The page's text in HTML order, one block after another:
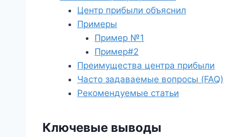
Центр прибыли объяснил
Примеры
Пример №1
Пример#2
Преимущества центра прибыли
Часто задаваемые вопросы (FAQ)
Рекомендуемые статьи
Ключевые выводы